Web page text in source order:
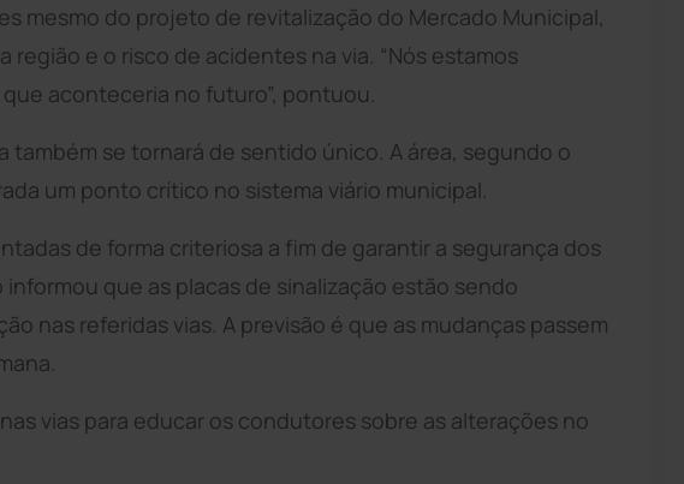
mesmo do projeto de revitalização do Mercado Municipal,
região e o risco de acidentes na via. “Nós estamos
aconteceria no futuro”, pontuou.
também se tornará de sentido único. A área, segundo o
um ponto crítico no sistema viário municipal.
de forma criteriosa a fim de garantir a segurança dos
que as placas de sinalização estão sendo
nas referidas vias. A previsão é que as mudanças passem
vias para educar os condutores sobre as alterações no